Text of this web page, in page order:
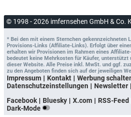
© 1998 - 2026 imfernsehen GmbH & Co.
* Bei den mit einem Sternchen gekennzeichneten
Provisions-Links (Affiliate-Links). Erfolgt über
erhalten wir Provisionen im Rahmen eines
bedeutet keine Mehrkosten für Käufer, unterstützt
dieser Website. Alle Preise inkl. MwSt. und ggf.
zu den Angeboten finden sich auf der jeweiligen
Impressum Kontakt Werbung
Datenschutzeinstellungen
Newsletter
Facebook
Bluesky X.com RSS-Feed
Dark-Mode